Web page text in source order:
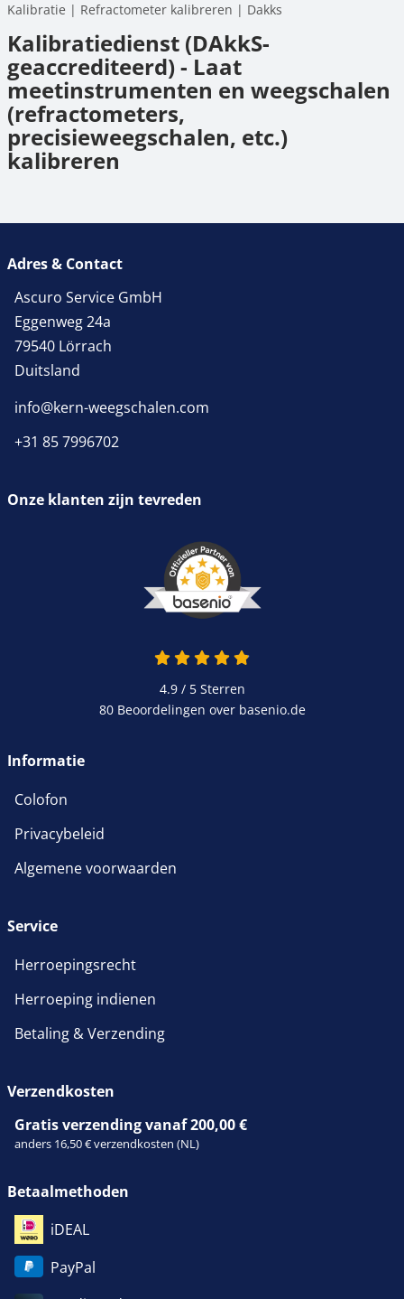
Kalibratie | Refractometer kalibreren | Dakks
Kalibratiedienst (DAkkS-
geaccrediteerd) - Laat
meetinstrumenten en weegschalen
(refractometers,
precisieweegschalen, etc.)
kalibreren
Adres & Contact
Ascuro Service GmbH
Eggenweg 24a
79540 Lörrach
Duitsland
info@kern-weegschalen.com
+31 85 7996702
Onze klanten zijn tevreden
4.9 van 5
4.9 / 5Sterren
80 Beoordelingen over basenio.de
Informatie
Colofon
Privacybeleid
Algemene voorwaarden
Service
Herroepingsrecht
Herroeping indienen
Betaling & Verzending
Verzendkosten
Gratis verzending vanaf 200,00 €
anders 16,50 € verzendkosten (NL)
Betaalmethoden
iDEAL
PayPal